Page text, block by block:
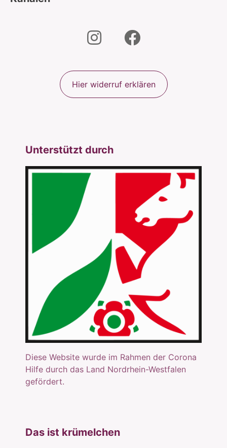
Hier widerruf erklären
Unterstützt durch
Diese Website wurde im Rahmen der Corona
Hilfe durch das Land Nordrhein-Westfalen
gefördert.
Das ist krümelchen